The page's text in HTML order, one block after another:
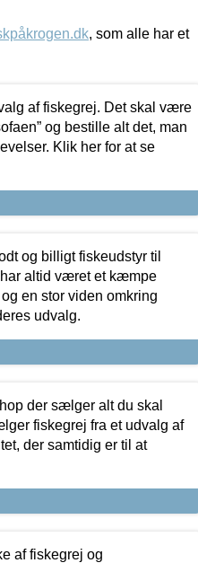
, som alle har et
af fiskegrej. Det skal være
og bestille alt det, man
Klik her for at se
og billigt fiskeudstyr til
altid været et kæmpe
en stor viden omkring
udvalg.
der sælger alt du skal
fiskegrej fra et udvalg af
der samtidig er til at
af fiskegrej og